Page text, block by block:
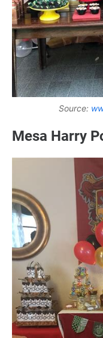
Source:
Mesa Harry